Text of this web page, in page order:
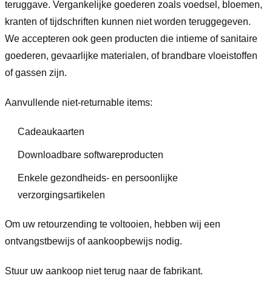
teruggave. Vergankelijke goederen zoals voedsel, bloemen,
kranten of tijdschriften kunnen niet worden teruggegeven.
We accepteren ook geen producten die intieme of sanitaire
goederen, gevaarlijke materialen, of brandbare vloeistoffen
of gassen zijn.
Aanvullende niet-returnable items:
Cadeaukaarten
Downloadbare softwareproducten
Enkele gezondheids- en persoonlijke
verzorgingsartikelen
Om uw retourzending te voltooien, hebben wij een
ontvangstbewijs of aankoopbewijs nodig.
Stuur uw aankoop niet terug naar de fabrikant.